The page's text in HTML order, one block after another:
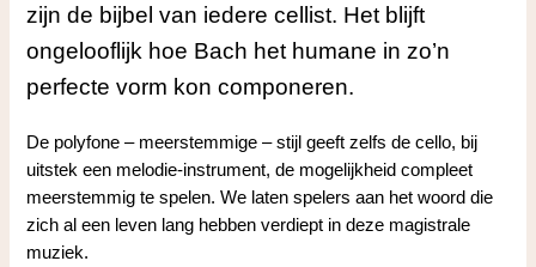
zijn de bijbel van iedere cellist. Het blijft
ongelooflijk hoe Bach het humane in zo’n
perfecte vorm kon componeren.
De polyfone – meerstemmige – stijl geeft zelfs de cello, bij
uitstek een melodie-instrument, de mogelijkheid compleet
meerstemmig te spelen. We laten spelers aan het woord die
zich al een leven lang hebben verdiept in deze magistrale
muziek.